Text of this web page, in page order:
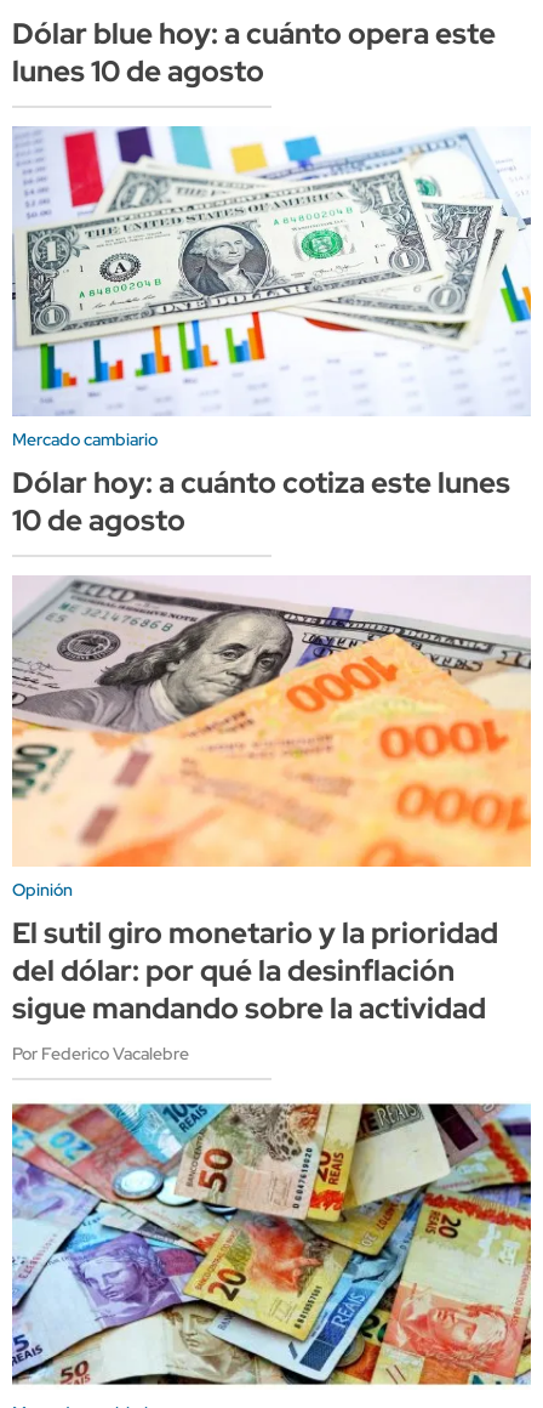
Dólar blue hoy: a cuánto opera este
lunes 10 de agosto
Mercado cambiario
Dólar hoy: a cuánto cotiza este lunes
10 de agosto
Opinión
El sutil giro monetario y la prioridad
del dólar: por qué la desinflación
sigue mandando sobre la actividad
Por Federico Vacalebre